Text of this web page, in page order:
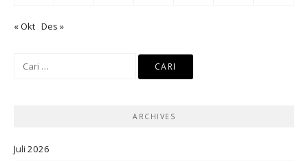
« Okt Des »
ARCHIVES
Juli 2026